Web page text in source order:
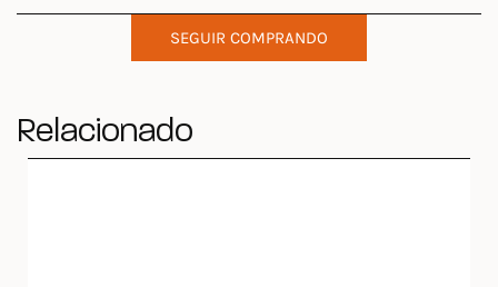
DUERO
SEGUIR COMPRANDO
Relacionado